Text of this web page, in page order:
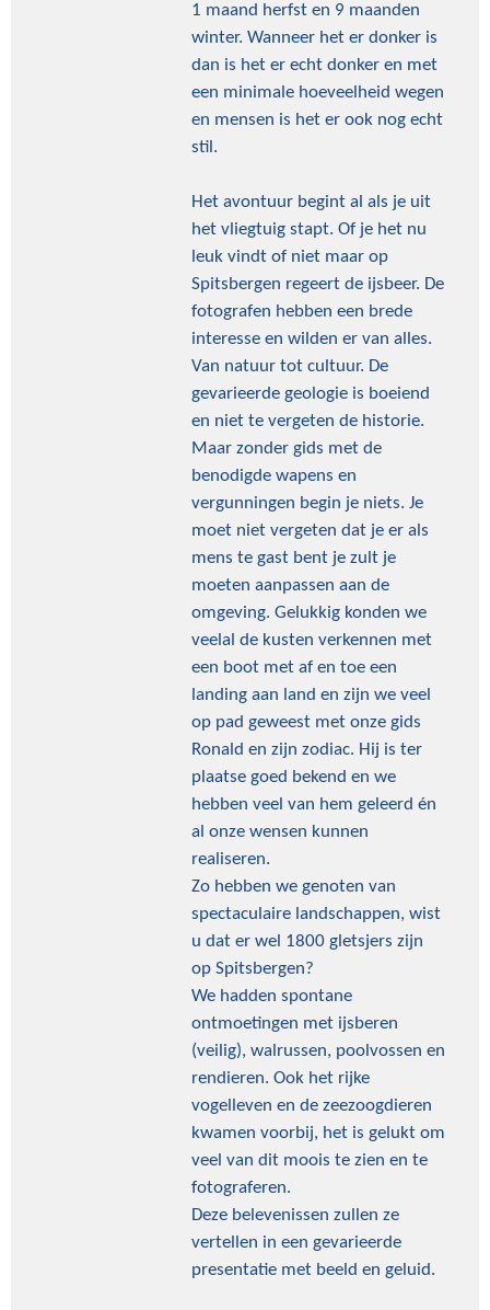
1 maand herfst en 9 maanden
winter. Wanneer het er donker is
dan is het er echt donker en met
een minimale hoeveelheid wegen
en mensen is het er ook nog echt
stil.
Het avontuur begint al als je uit
het vliegtuig stapt. Of je het nu
leuk vindt of niet maar op
Spitsbergen regeert de ijsbeer. De
fotografen hebben een brede
interesse en wilden er van alles.
Van natuur tot cultuur. De
gevarieerde geologie is boeiend
en niet te vergeten de historie.
Maar zonder gids met de
benodigde wapens en
vergunningen begin je niets. Je
moet niet vergeten dat je er als
mens te gast bent je zult je
moeten aanpassen aan de
omgeving. Gelukkig konden we
veelal de kusten verkennen met
een boot met af en toe een
landing aan land en zijn we veel
op pad geweest met onze gids
Ronald en zijn zodiac. Hij is ter
plaatse goed bekend en we
hebben veel van hem geleerd én
al onze wensen kunnen
realiseren.
Zo hebben we genoten van
spectaculaire landschappen, wist
u dat er wel 1800 gletsjers zijn
op Spitsbergen?
We hadden spontane
ontmoetingen met ijsberen
(veilig), walrussen, poolvossen en
rendieren. Ook het rijke
vogelleven en de zeezoogdieren
kwamen voorbij, het is gelukt om
veel van dit moois te zien en te
fotograferen.
Deze belevenissen zullen ze
vertellen in een gevarieerde
presentatie met beeld en geluid.